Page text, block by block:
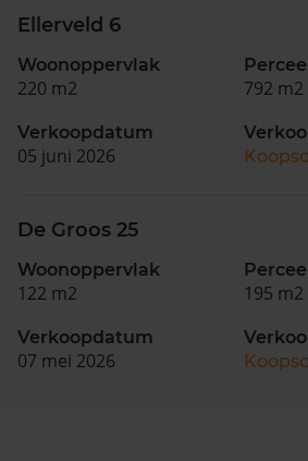
Ellerveld 6
Woonoppervlak
220 m2 792 m2
Verkoopdatum
05 juni 2026
De Groos 25
Woonoppervlak
122 m2 195 m2
Verkoopdatum
07 mei 2026